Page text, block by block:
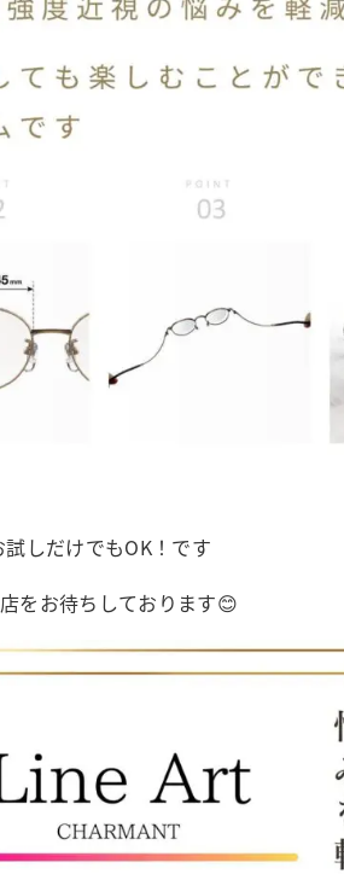
試しだけでもOK！です
をお待ちしております😊